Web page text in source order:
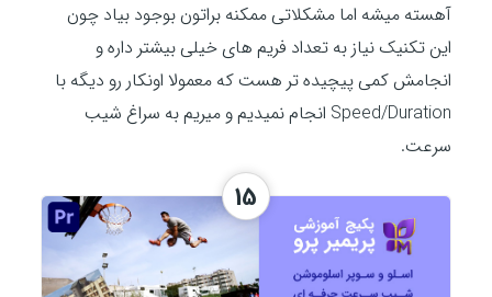
s
c
r
e
e
آهسته میشه اما مشکلاتی ممکنه براتون بوجود بیاد چون
این تکنیک نیاز به تعداد فریم های خیلی بیشتر داره و
انجامش کمی پیچیده تر هست که معمولا اونکار رو دیگه با
Speed/Duration انجام نمیدیم و میریم به سراغ شیب
سرعت.
15